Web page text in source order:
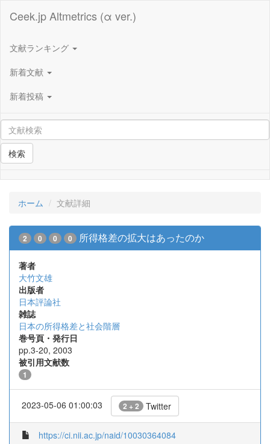
Ceek.jp Altmetrics (α ver.)
文献ランキング
新着文献
新着投稿
検索
ホーム 文献詳細
2 0 0 0 所得格差の拡大はあったのか
著者
大竹文雄
出版者
日本評論社
雑誌
日本の所得格差と社会階層
巻号頁・発行日
pp.3-20, 2003
被引用文献数
1
2023-05-06 01:00:03 2 + 2 Twitter
https://ci.nii.ac.jp/naid/10030364084